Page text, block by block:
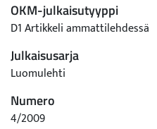
OKM-julkaisutyyppi
D1 Artikkeli ammattilehdessä
Julkaisusarja
Luomulehti
Numero
4/2009